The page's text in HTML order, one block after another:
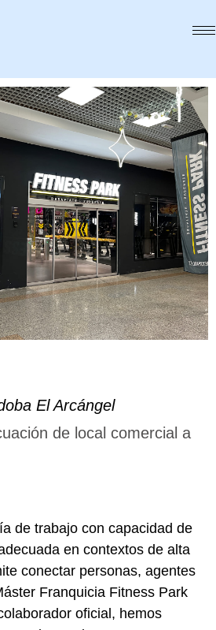
El Arcángel
de local comercial a
de trabajo con capacidad de
en contextos de alta
conectar personas, agentes
Franquicia Fitness Park
oficial, hemos